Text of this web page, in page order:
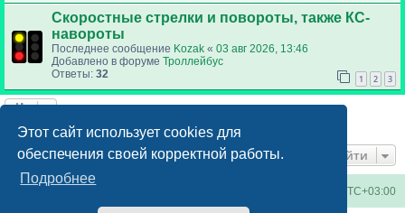
Этот сайт использует cookies для
обеспечения своей корректной работы.
Подробнее
Скоростные стрелки и повороты, также КС-
навороты
Последнее сообщение Kozak « 03 авг 2026, 13:46
Добавлено в форуме Троллейбус
Ответы: 32 1 2 3
Найдено 6 результатов • Страница
Перейти
UTC+03:00